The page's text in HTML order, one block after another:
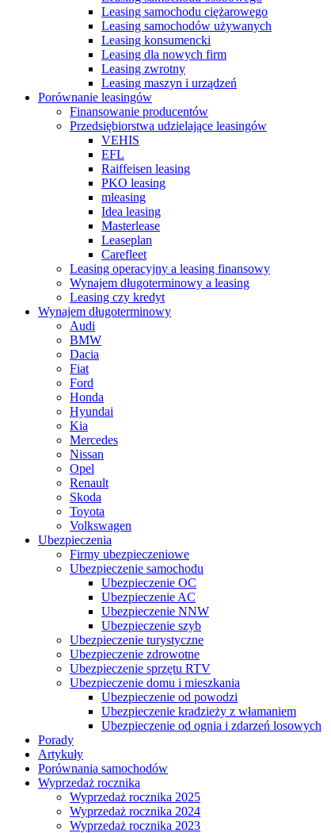
Leasing samochodu ciężarowego
Leasing samochodów używanych
Leasing konsumencki
Leasing dla nowych firm
Leasing zwrotny
Leasing maszyn i urządzeń
Porównanie leasingów
Finansowanie producentów
Przedsiębiorstwa udzielające leasingów
VEHIS
EFL
Raiffeisen leasing
PKO leasing
mleasing
Idea leasing
Masterlease
Leaseplan
Carefleet
Leasing operacyjny a leasing finansowy
Wynajem długoterminowy a leasing
Leasing czy kredyt
Wynajem długoterminowy
Audi
BMW
Dacia
Fiat
Ford
Honda
Hyundai
Kia
Mercedes
Nissan
Opel
Renault
Skoda
Toyota
Volkswagen
Ubezpieczenia
Firmy ubezpieczeniowe
Ubezpieczenie samochodu
Ubezpieczenie OC
Ubezpieczenie AC
Ubezpieczenie NNW
Ubezpieczenie szyb
Ubezpieczenie turystyczne
Ubezpieczenie zdrowotne
Ubezpieczenie sprzętu RTV
Ubezpieczenie domu i mieszkania
Ubezpieczenie od powodzi
Ubezpieczenie kradzieży z włamaniem
Ubezpieczenie od ognia i zdarzeń losowych
Porady
Artykuły
Porównania samochodów
Wyprzedaż rocznika
Wyprzedaż rocznika 2025
Wyprzedaż rocznika 2024
Wyprzedaż rocznika 2023